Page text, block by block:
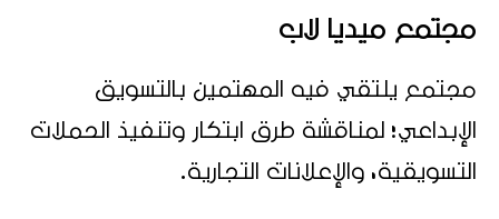
مجتمع ميديا لاب
مجتمع يلتقي فيه المهتمين بالتسويق
الإبداعي؛ لمناقشة طرق ابتكار وتنفيذ الحملات
التسويقية، والإعلانات التجارية.